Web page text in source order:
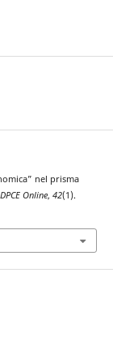
nel prisma
DPCE Online, 42(1).